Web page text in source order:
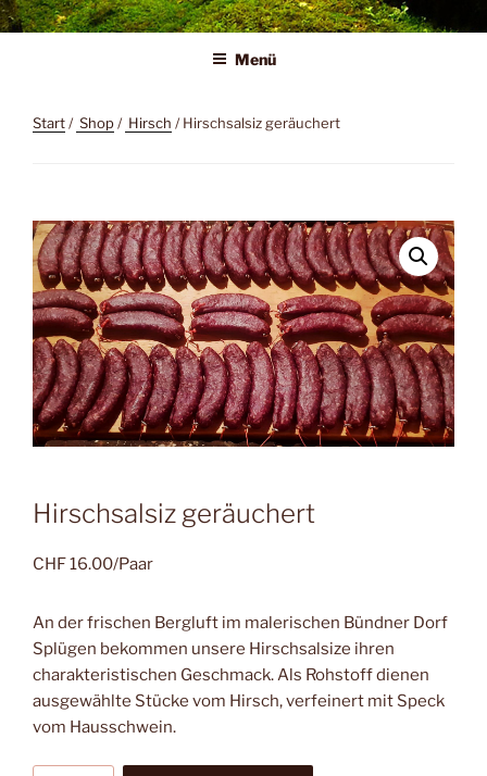
Zum
Inhalt
Liebeswerkstatt
Wilder Genuss
Menü
Start/ Shop/ Hirsch / Hirschsalsiz geräuchert
Hirschsalsiz geräuchert
CHF16.00/Paar
An der frischen Bergluft im malerischen Bündner Dorf
Splügen bekommen unsere Hirschsalsize ihren
charakteristischen Geschmack. Als Rohstoff dienen
ausgewählte Stücke vom Hirsch, verfeinert mit Speck
vom Hausschwein.